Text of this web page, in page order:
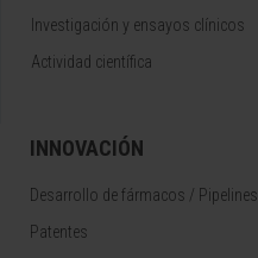
Investigación y ensayos clínicos
Actividad científica
INNOVACIÓN
Desarrollo de fármacos / Pipelines
Patentes